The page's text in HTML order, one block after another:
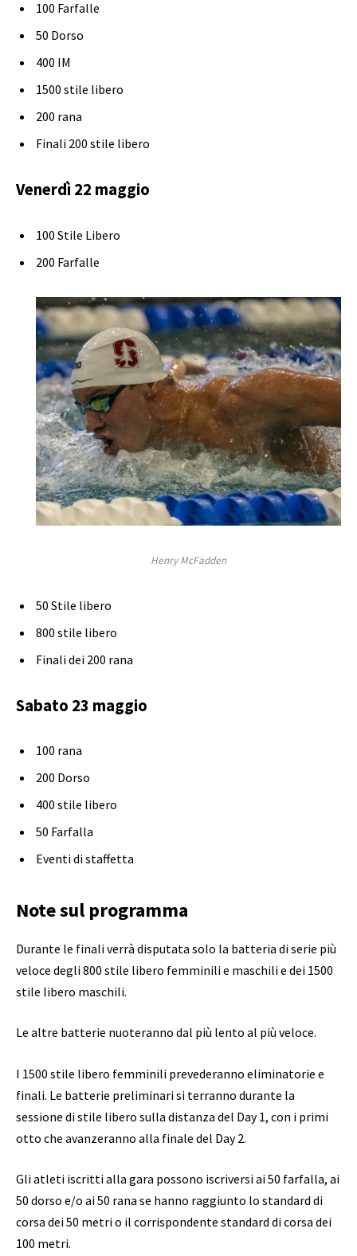
100 Farfalle
50 Dorso
400 IM
1500 stile libero
200 rana
Finali 200 stile libero
Venerdì 22 maggio
100 Stile Libero
200 Farfalle
Henry McFadden
50 Stile libero
800 stile libero
Finali dei 200 rana
Sabato 23 maggio
100 rana
200 Dorso
400 stile libero
50 Farfalla
Eventi di staffetta
Note sul programma
Durante le finali verrà disputata solo la batteria di serie più
veloce degli 800 stile libero femminili e maschili e dei 1500
stile libero maschili.
Le altre batterie nuoteranno dal più lento al più veloce.
I 1500 stile libero femminili prevederanno eliminatorie e
finali. Le batterie preliminari si terranno durante la
sessione di stile libero sulla distanza del Day 1, con i primi
otto che avanzeranno alla finale del Day 2.
Gli atleti iscritti alla gara possono iscriversi ai 50 farfalla, ai
50 dorso e/o ai 50 rana se hanno raggiunto lo standard di
corsa dei 50 metri o il corrispondente standard di corsa dei
100 metri.